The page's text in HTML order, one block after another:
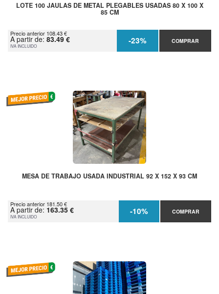
LOTE 100 JAULAS DE METAL PLEGABLES USADAS 80 X 100 X
85 CM
Precio anterior 108.43 €
A partir de: 83.49 €
IVA INCLUIDO -23% COMPRAR
MESA DE TRABAJO USADA INDUSTRIAL 92 X 152 X 93 CM
Precio anterior 181.50 €
A partir de: 163.35 €
IVA INCLUIDO -10% COMPRAR